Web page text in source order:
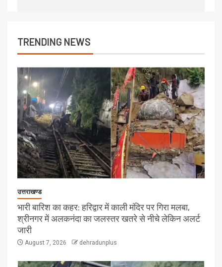
TRENDING NEWS
उत्तराखण्ड
भारी बारिश का कहर: हरिद्वार में काली मंदिर पर गिरा मलबा,
श्रीनगर में अलकनंदा का जलस्तर खतरे से नीचे लेकिन अलर्ट
जारी
August 7, 2026 dehradunplus